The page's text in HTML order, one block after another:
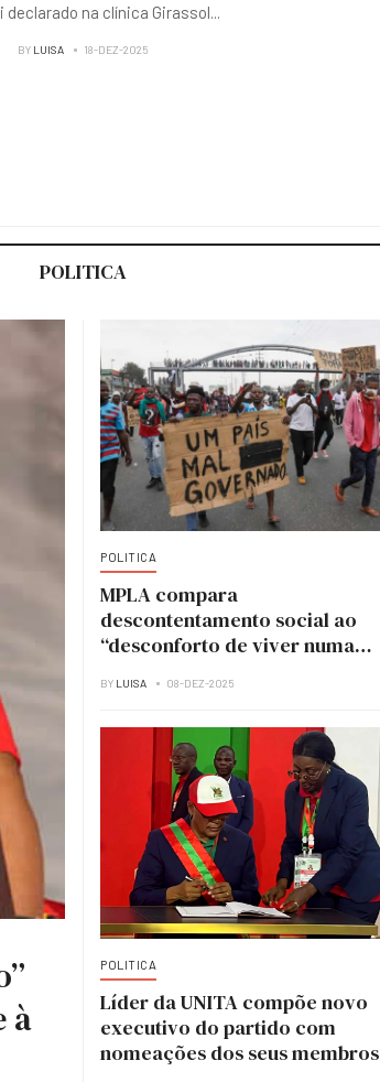
declarado na clínica Girassol...
BY LUISA 18-DEZ-2025
POLITICA
à
POLITICA
MPLA compara
descontentamento social ao
“desconforto de viver numa
BY LUISA 08-DEZ-2025
POLITICA
Líder da UNITA compõe novo
executivo do partido com
nomeações dos seus membros